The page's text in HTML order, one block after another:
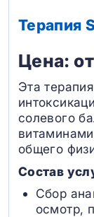
Терапия
Цена:
Эта
солевого
общего
Состав
Сбор
осмотр,